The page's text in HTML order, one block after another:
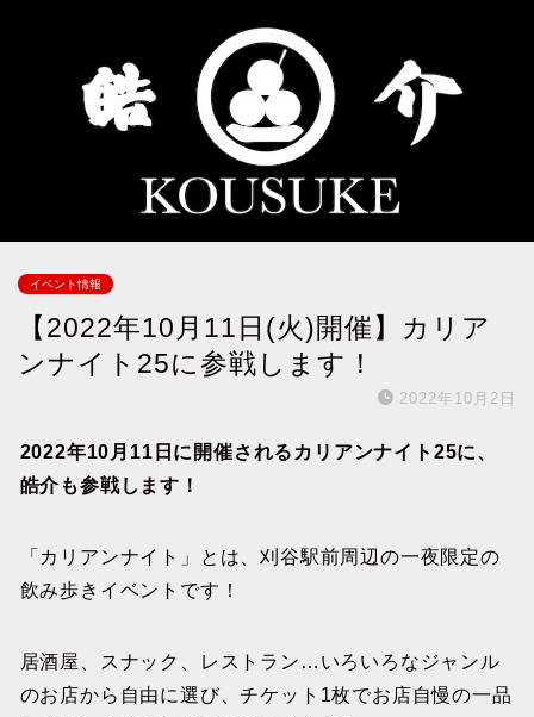
イベント情報
【2022年10月11日(火)開催】カリア
ンナイト25に参戦します！
2022年10月2日
2022年10月11日に開催されるカリアンナイト25に、
皓介も参戦します！
「カリアンナイト」とは、刈谷駅前周辺の一夜限定の
飲み歩きイベントです！
居酒屋、スナック、レストラン…いろいろなジャンル
のお店から自由に選び、チケット1枚でお店自慢の一品